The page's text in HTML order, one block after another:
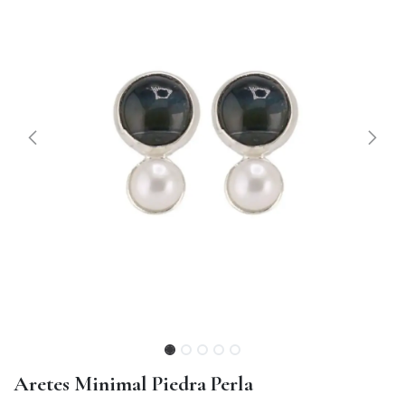
Aretes Minimal Piedra Perla